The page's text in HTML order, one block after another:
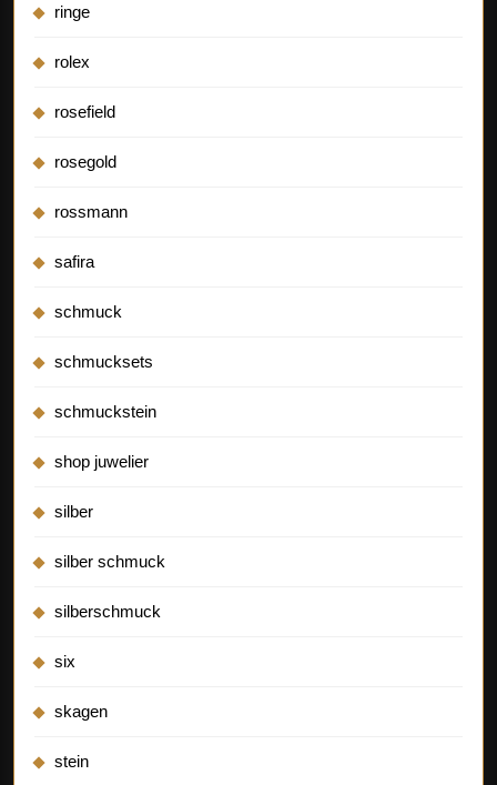
ringe
rolex
rosefield
rosegold
rossmann
safira
schmuck
schmucksets
schmuckstein
shop juwelier
silber
silber schmuck
silberschmuck
six
skagen
stein